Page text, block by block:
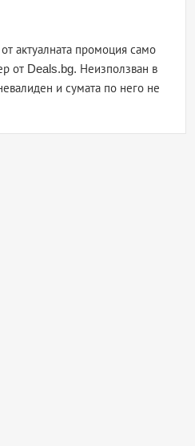
актуалната промоция само
от Deals.bg. Неизползван в
и сумата по него не